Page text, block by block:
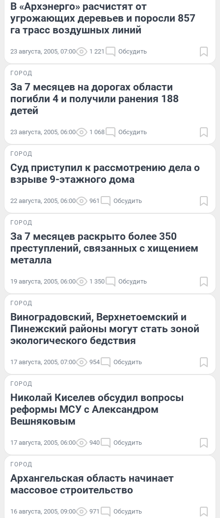
В «Архэнерго» расчистят от
угрожающих деревьев и поросли 857
га трасс воздушных линий
23 августа, 2005, 07:00 1 221 Обсудить
ГОРОД
За 7 месяцев на дорогах области
погибли 4 и получили ранения 188
детей
23 августа, 2005, 06:00 1 068 Обсудить
ГОРОД
Суд приступил к рассмотрению дела о
взрыве 9-этажного дома
22 августа, 2005, 06:00 961 Обсудить
ГОРОД
За 7 месяцев раскрыто более 350
преступлений, связанных с хищением
металла
19 августа, 2005, 06:00 1 350 Обсудить
ГОРОД
Виноградовский, Верхнетоемский и
Пинежский районы могут стать зоной
экологического бедствия
17 августа, 2005, 07:00 954 Обсудить
ГОРОД
Николай Киселев обсудил вопросы
реформы МСУ с Александром
Вешняковым
17 августа, 2005, 06:00 940 Обсудить
ГОРОД
Архангельская область начинает
массовое строительство
16 августа, 2005, 09:00 971 Обсудить